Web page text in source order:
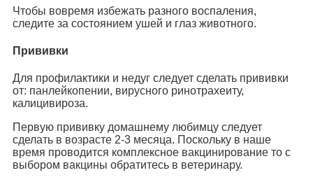
Чтобы вовремя избежать разного воспаления,
следите за состоянием ушей и глаз животного.
Прививки
Для профилактики и недуг следует сделать прививки
от: панлейкопении, вирусного ринотрахеиту,
калицивироза.
Первую прививку домашнему любимцу следует
сделать в возрасте 2-3 месяца. Поскольку в наше
время проводится комплексное вакцинирование то с
выбором вакцины обратитесь в ветеринару.